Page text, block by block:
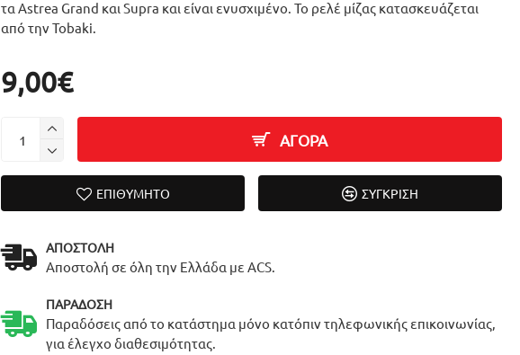
τα Astrea Grand και Supra και είναι ενυσχιμένο. Το ρελέ μίζας κατασκευάζεται
από την Tobaki.
9,00€
ΑΓΟΡΑ
ΕΠΙΘΥΜΗΤΌ ΣΎΓΚΡΙΣΗ
ΑΠΟΣΤΟΛΉ
Αποστολή σε όλη την Ελλάδα με ACS.
ΠΑΡΆΔΟΣΗ
Παραδόσεις από το κατάστημα μόνο κατόπιν τηλεφωνικής επικοινωνίας,
για έλεγχο διαθεσιμότητας.